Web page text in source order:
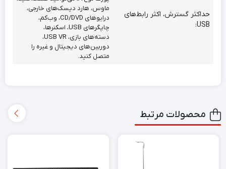
حداکثر گسترش، اکثر رابط‌های
USB:
ماوس، هارد دیسک‌های خارجی،
درایوهای CD/DVD، وب‌کم،
چاپگرهای USB، اسکنرها،
دسته‌های بازی، USB VR،
دوربین‌های دیجیتال و غیره را
متصل کنید.
محصولات مرتبط